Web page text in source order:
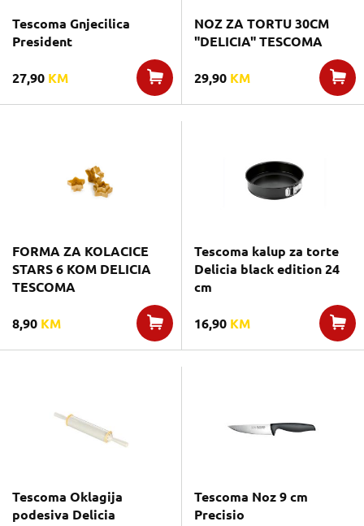
Tescoma Gnjecilica
President
27,90 KM
NOZ ZA TORTU 30CM
"DELICIA" TESCOMA
29,90 KM
FORMA ZA KOLACICE
STARS 6 KOM DELICIA
TESCOMA
8,90 KM
Tescoma kalup za torte
Delicia black edition 24
cm
16,90 KM
Tescoma Oklagija
podesiva Delicia
Tescoma Noz 9 cm
Precisio